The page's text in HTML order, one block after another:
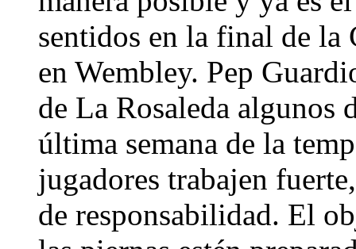
sentidos en la final de la
en Wembley. Pep
de La Rosaleda algunos
última semana de la
jugadores trabajen
de responsabilidad. El